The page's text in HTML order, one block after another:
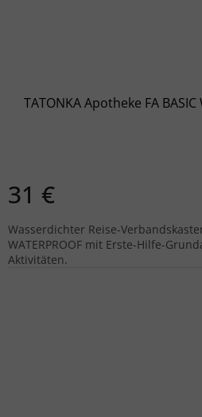
TATONKA Apotheke FA
31 €
Wasserdichter Reise-
WATERPROOF mit Erste-Hilfe-
Aktivitäten.